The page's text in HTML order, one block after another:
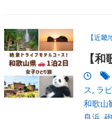
【近畿
【
ス, ラ
和歌山